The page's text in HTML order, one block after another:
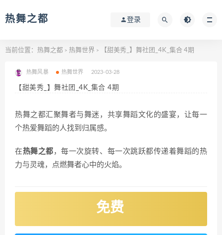
热舞之都 登录
当前位置： 热舞之都 > 热舞世界 > 【甜美秀_】舞社团_4K_集合 4期
热舞风暴 热舞世界 2023-03-28
【甜美秀_】舞社团_4K_集合 4期
热舞之都汇聚舞者与舞迷，共享舞蹈文化的盛宴，让每一
个热爱舞蹈的人找到归属感。
在热舞之都 ，每一次旋转、每一次跳跃都传递着舞蹈的热
力与灵魂，点燃舞者心中的火焰。
免费